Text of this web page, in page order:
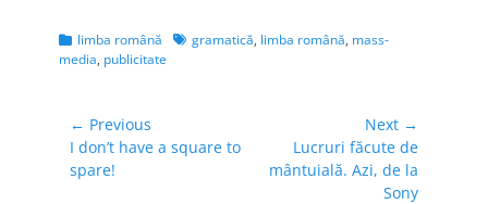
Vă mulţumesc
pentru colaborare şi
produse aţi
consumat/folosit din
1989 încoace, iar
între timp…
Categories
limba română Tagsgramatică, limba română, mass-
media, publicitate
Navigare
în
articole
← Previous
Previous
post:
I don’t have a square to
spare!
Next →
post:
Lucruri făcute de
mântuială. Azi, de la
Sony